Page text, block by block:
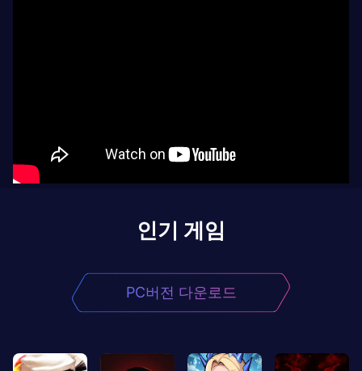
인기 게임
PC버전 다운로드